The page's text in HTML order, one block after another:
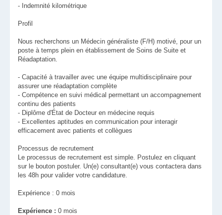
- Indemnité kilométrique
Profil
Nous recherchons un Médecin généraliste (F/H) motivé, pour un
poste à temps plein en établissement de Soins de Suite et
Réadaptation.
- Capacité à travailler avec une équipe multidisciplinaire pour
assurer une réadaptation complète
- Compétence en suivi médical permettant un accompagnement
continu des patients
- Diplôme d'État de Docteur en médecine requis
- Excellentes aptitudes en communication pour interagir
efficacement avec patients et collègues
Processus de recrutement
Le processus de recrutement est simple. Postulez en cliquant
sur le bouton postuler. Un(e) consultant(e) vous contactera dans
les 48h pour valider votre candidature.
Expérience : 0 mois
Expérience : 0 mois